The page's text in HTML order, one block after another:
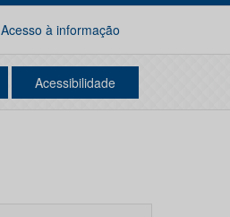
Acesso à informação
Acessibilidade